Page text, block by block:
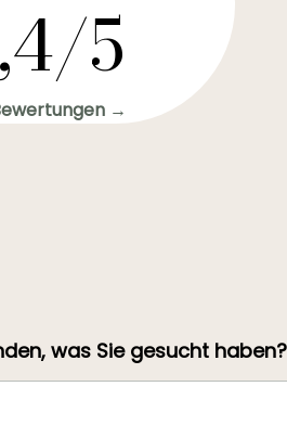
5
→
was Sie gesucht haben?